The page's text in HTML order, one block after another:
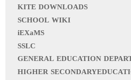
KITE DOWNLOADS
SCHOOL WIKI
iEXaMS
SSLC
GENERAL EDUCATION
HIGHER